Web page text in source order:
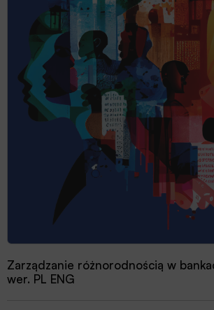
Zarządzanie różnorodnością w
wer. PL ENG